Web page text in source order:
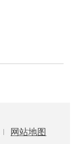
网站地图